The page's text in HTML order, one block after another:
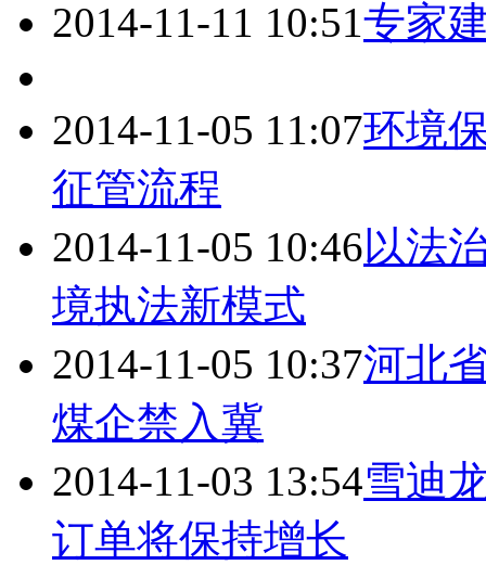
2014-11-11 10:51专家
2014-11-05 11:07环境
征管流程
2014-11-05 10:46以法
境执法新模式
2014-11-05 10:37河北
煤企禁入冀
2014-11-03 13:54雪迪
订单将保持增长